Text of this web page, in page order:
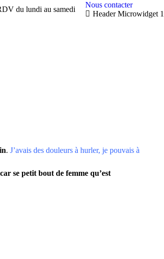
du lundi au samedi
Nous contacter
Header Microwidget 1
. J’avais des douleurs à hurler, je pouvais à
car se petit bout de femme qu’est